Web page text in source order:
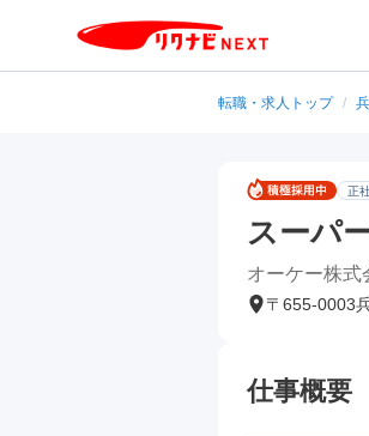
転職・求人トップ /
正
スーパ
オーケー株式
〒655-0003
仕事概要